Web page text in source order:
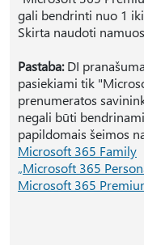
gali bendrinti nuo 1
Skirta naudoti
Pastaba:DI
pasiekiami tik
prenumeratos
negali būti
papildomais šeimos
Microsoft 365 Family
„Microsoft 365
Microsoft 365